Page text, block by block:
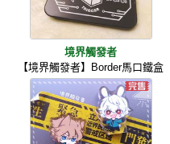
境界觸發者
【境界觸發者】Border馬口鐵盒